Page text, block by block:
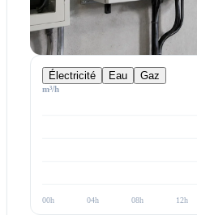
Électricité Eau Gaz
m³/h
00h 04h 08h 12h